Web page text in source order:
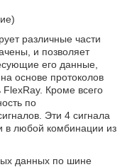
различные части
и позволяет
его данные,
основе протоколов
Кроме всего
по
Эти 4 сигнала
в любой комбинации из
данных по шине